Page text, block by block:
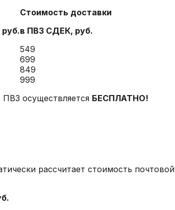
Стоимость доставки
в ПВЗ СДЕК, руб.
549
699
849
999
ПВЗ осуществляется БЕСПЛАТНО!
рассчитает стоимость